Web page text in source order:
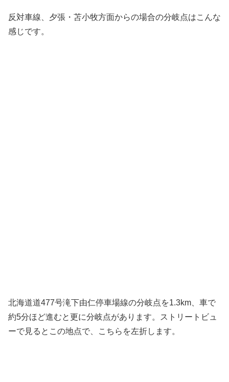
反対車線、夕張・苫小牧方面からの場合の分岐点はこんな
感じです。
北海道道477号滝下由仁停車場線の分岐点を1.3km、車で
約5分ほど進むと更に分岐点があります。ストリートビュ
ーで見るとこの地点で、こちらを左折します。